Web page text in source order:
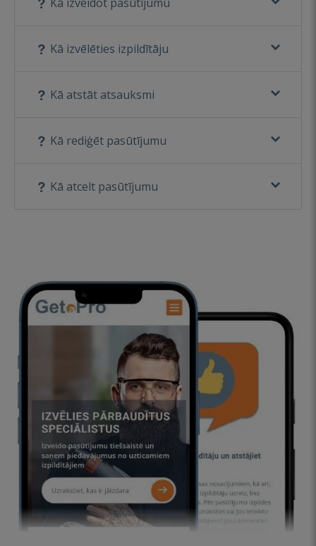
Kā izvēlēties izpildītāju
Kā atstāt atsauksmi
Kā rediģēt pasūtījumu
Kā atcelt pasūtījumu